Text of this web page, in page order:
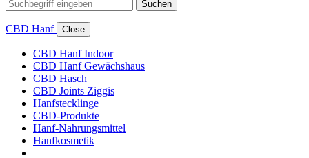
Suchen
CBD Hanf Close
CBD Hanf Indoor
CBD Hanf Gewächshaus
CBD Hasch
CBD Joints Ziggis
Hanfstecklinge
CBD-Produkte
Hanf-Nahrungsmittel
Hanfkosmetik